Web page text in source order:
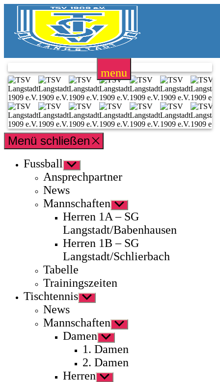
Zum
TSV
1909
e.V.
menu
Menü schließen
Fussball
Untermenü
anzeigen
Ansprechpartner
News
Mannschaften Untermenü
anzeigen
Herren 1A – SG
Langstadt/Babenhausen
Herren 1B – SG
Langstadt/Schlierbach
Tabelle
Trainingszeiten
Tischtennis Untermenü
anzeigen
News
Mannschaften Untermenü
anzeigen
Damen Untermenü
anzeigen
1. Damen
2. Damen
Herren Untermenü